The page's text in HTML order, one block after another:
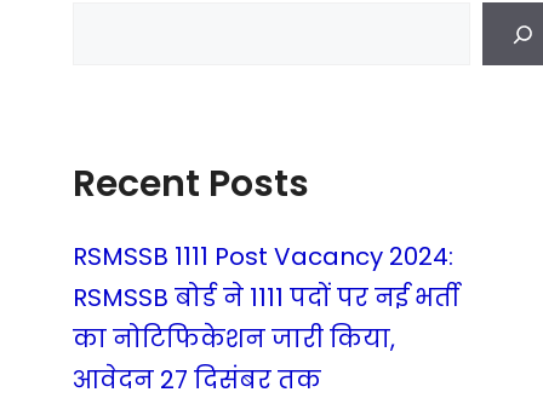
Recent Posts
RSMSSB 1111 Post Vacancy 2024:
RSMSSB बोर्ड ने 1111 पदों पर नई भर्ती
का नोटिफिकेशन जारी किया,
आवेदन 27 दिसंबर तक